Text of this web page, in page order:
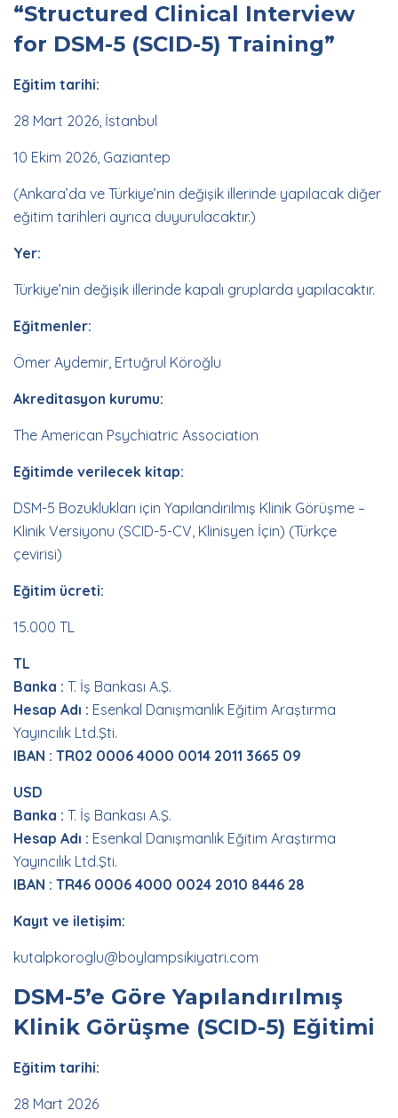
“Structured Clinical Interview
for DSM-5 (SCID-5) Training”
Eğitim tarihi:
28 Mart 2026, İstanbul
10 Ekim 2026, Gaziantep
(Ankara’da ve Türkiye’nin değişik illerinde yapılacak diğer
eğitim tarihleri ayrıca duyurulacaktır.)
Yer:
Türkiye’nin değişik illerinde kapalı gruplarda yapılacaktır.
Eğitmenler:
Ömer Aydemir, Ertuğrul Köroğlu
Akreditasyon kurumu:
The American Psychiatric Association
Eğitimde verilecek kitap:
DSM-5 Bozuklukları için Yapılandırılmış Klinik Görüşme –
Klinik Versiyonu (SCID-5-CV, Klinisyen İçin) (Türkçe
çevirisi)
Eğitim ücreti:
15.000 TL
TL
Banka : T. İş Bankası A.Ş.
Hesap Adı : Esenkal Danışmanlık Eğitim Araştırma
Yayıncılık Ltd.Şti.
IBAN : TR02 0006 4000 0014 2011 3665 09
USD
Banka : T. İş Bankası A.Ş.
Hesap Adı : Esenkal Danışmanlık Eğitim Araştırma
Yayıncılık Ltd.Şti.
IBAN : TR46 0006 4000 0024 2010 8446 28
Kayıt ve iletişim:
kutalpkoroglu@boylampsikiyatri.com
DSM-5’e Göre Yapılandırılmış
Klinik Görüşme (SCID-5) Eğitimi
Eğitim tarihi:
28 Mart 2026